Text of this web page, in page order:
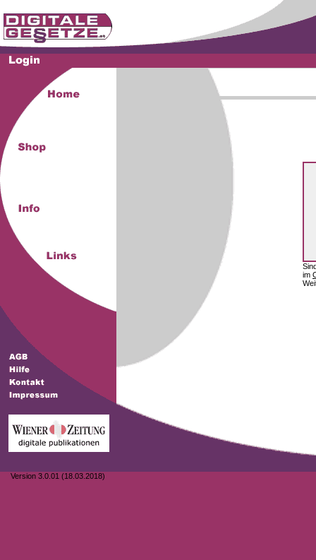
Version 3.0.01 (18.03.2018)
im